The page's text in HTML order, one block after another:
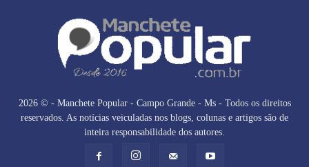
2026 © - Manchete Popular - Campo Grande - Ms - Todos os direitos
reservados. As notícias veiculadas nos blogs, colunas e artigos são de
inteira responsabilidade dos autores.